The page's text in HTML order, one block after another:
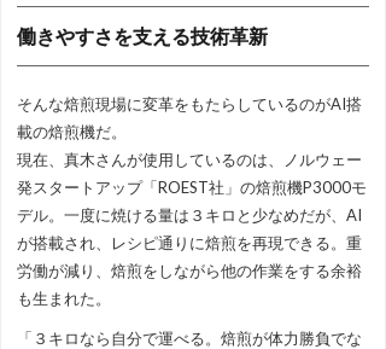
働きやすさを支える技術革新
そんな焙煎現場に変革をもたらしているのがAI搭
載の焙煎機だ。
現在、真木さんが使用しているのは、ノルウェー
発スタートアップ「ROEST社」の焙煎機P3000モ
デル。一度に焼ける量は３キロと少なめだが、AI
が搭載され、レシピ通りに焙煎を再現できる。重
労働が減り、焙煎をしながら他の作業をする余裕
も生まれた。
「３キロなら自分で運べる。焙煎が体力勝負でな